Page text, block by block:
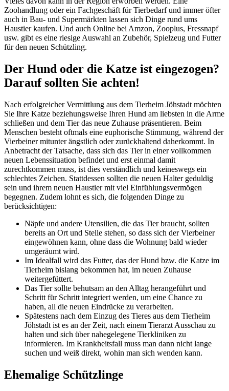
Zoohandlung oder ein Fachgeschäft für Tierbedarf und immer öfter
auch in Bau- und Supermärkten lassen sich Dinge rund ums
Haustier kaufen. Und auch Online bei Amzon, Zooplus, Fressnapf
usw. gibt es eine riesige Auswahl an Zubehör, Spielzeug und Futter
für den neuen Schützling.
Der Hund oder die Katze ist eingezogen?
Darauf sollten Sie achten!
Nach erfolgreicher Vermittlung aus dem Tierheim Jöhstadt möchten
Sie Ihre Katze beziehungsweise Ihren Hund am liebsten in die Arme
schließen und dem Tier das neue Zuhause präsentieren. Beim
Menschen besteht oftmals eine euphorische Stimmung, während der
Vierbeiner mitunter ängstlich oder zurückhaltend daherkommt. In
Anbetracht der Tatsache, dass sich das Tier in einer vollkommen
neuen Lebenssituation befindet und erst einmal damit
zurechtkommen muss, ist dies verständlich und keineswegs ein
schlechtes Zeichen. Stattdessen sollten die neuen Halter geduldig
sein und ihrem neuen Haustier mit viel Einfühlungsvermögen
begegnen. Zudem lohnt es sich, die folgenden Dinge zu
berücksichtigen:
Näpfe und andere Utensilien, die das Tier braucht, sollten
bereits an Ort und Stelle stehen, so dass sich der Vierbeiner
eingewöhnen kann, ohne dass die Wohnung bald wieder
umgeräumt wird.
Im Idealfall wird das Futter, das der Hund bzw. die Katze im
Tierheim bislang bekommen hat, im neuen Zuhause
weitergefüttert.
Das Tier sollte behutsam an den Alltag herangeführt und
Schritt für Schritt integriert werden, um eine Chance zu
haben, all die neuen Eindrücke zu verarbeiten.
Spätestens nach dem Einzug des Tieres aus dem Tierheim
Jöhstadt ist es an der Zeit, nach einem Tierarzt Ausschau zu
halten und sich über nahegelegene Tierkliniken zu
informieren. Im Krankheitsfall muss man dann nicht lange
suchen und weiß direkt, wohin man sich wenden kann.
Ehemalige Schützlinge